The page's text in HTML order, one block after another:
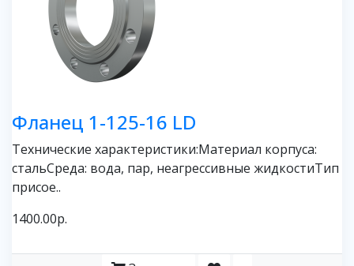
Фланец 1-125-16 LD
Технические характеристики:Материал корпуса:
стальСреда: вода, пар, неагрессивные жидкостиТип
присое..
1400.00р.